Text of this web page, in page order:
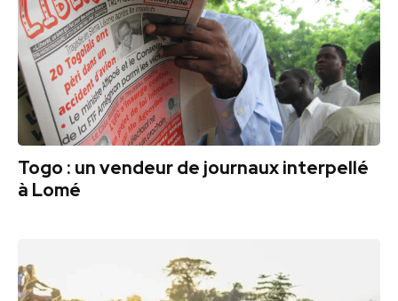
Togo : un vendeur de journaux interpellé
à Lomé